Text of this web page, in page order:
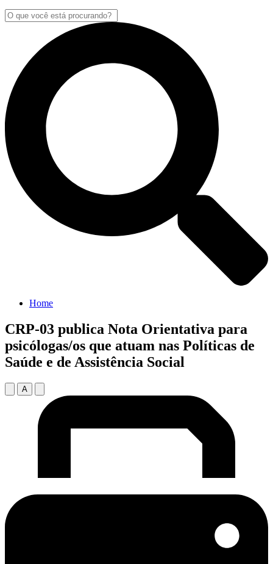
Home
CRP-03 publica Nota Orientativa para
psicólogas/os que atuam nas Políticas de
Saúde e de Assistência Social
A